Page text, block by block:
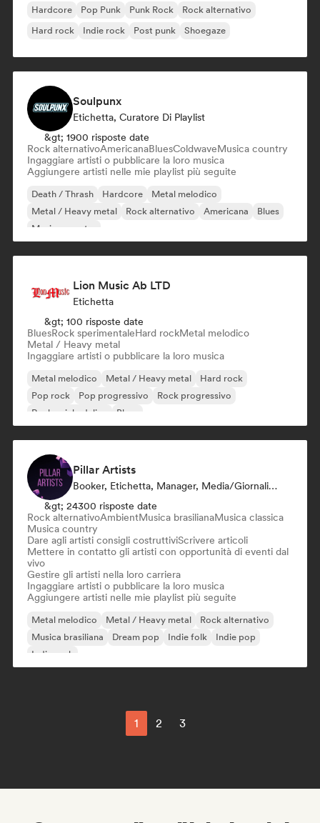
Hardcore Pop Punk Punk Rock
Rock alternativo
Hard rock
Indie rock Post punk Shoegaze
Soulpunx
Etichetta, Curatore Di Playlist
&gt; 1900 risposte date
Rock alternativoAmericanaBluesColdwaveMusica country
Ingaggiare artisti o pubblicare la loro musica
Aggiungere artisti nelle mie playlist più seguite
Death / Thrash Hardcore
Metal melodico
Metal / Heavy metal
Rock alternativo Americana
Blues
Musica country
Lion Music Ab LTD
Etichetta
&gt; 100 risposte date
BluesRock sperimentaleHard rockMetal melodico
Metal / Heavy metal
Ingaggiare artisti o pubblicare la loro musica
Metal melodico Metal / Heavy metal
Hard rock
Pop rock
Pop progressivo
Rock progressivo
Rock psichedelico
Blues
Pillar Artists
Booker, Etichetta, Manager, Media/Giornalista, Mentore, Curatore Di Playlist
&gt; 24300 risposte date
Rock alternativoAmbientMusica brasilianaMusica classica
Musica country
Dare agli artisti consigli costruttiviScrivere articoli
Mettere in contatto gli artisti con opportunità di eventi dal
vivo
Gestire gli artisti nella loro carriera
Ingaggiare artisti o pubblicare la loro musica
Aggiungere artisti nelle mie playlist più seguite
Metal melodico Metal / Heavy metal
Rock alternativo
Musica brasiliana
Dream pop Indie folk
Indie pop
Indie rock
1 2 3